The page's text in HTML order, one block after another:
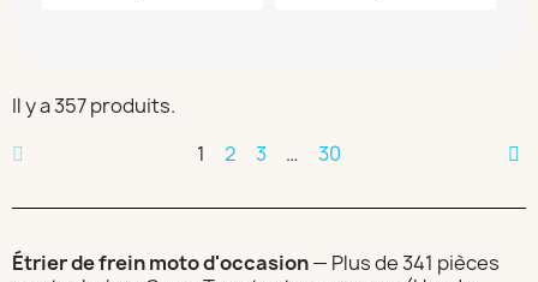
Il y a 357 produits.
1
2 3 … 30
Étrier de frein moto d'occasion— Plus de 341 pièces